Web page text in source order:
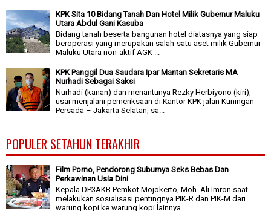
KPK Sita 10 Bidang Tanah Dan Hotel Milik Gubernur Maluku
Utara Abdul Gani Kasuba
Bidang tanah beserta bangunan hotel diatasnya yang siap
beroperasi yang merupakan salah-satu aset milik Gubernur
Maluku Utara non-aktif AGK ...
KPK Panggil Dua Saudara Ipar Mantan Sekretaris MA
Nurhadi Sebagai Saksi
Nurhadi (kanan) dan menantunya Rezky Herbiyono (kiri),
usai menjalani pemeriksaan di Kantor KPK jalan Kuningan
Persada – Jakarta Selatan, sa...
POPULER SETAHUN TERAKHIR
Film Porno, Pendorong Suburnya Seks Bebas Dan
Perkawinan Usia Dini
Kepala DP3AKB Pemkot Mojokerto, Moh. Ali Imron saat
melakukan sosialisasi pentingnya PIK-R dan PIK-M dari
warung kopi ke warung kopi lainnya...